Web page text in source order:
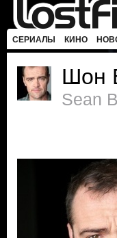
СЕРИАЛЫ КИНО
Шон
Sean